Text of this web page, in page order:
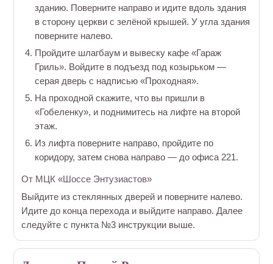
зданию. Поверните направо и идите вдоль здания
в сторону церкви с зелёной крышей. У угла здания
поверните налево.
Пройдите шлагбаум и вывеску кафе «Гараж
Гриль». Войдите в подъезд под козырьком —
серая дверь с надписью «Проходная».
На проходной скажите, что вы пришли в
«Гобеленку», и поднимитесь на лифте на второй
этаж.
Из лифта поверните направо, пройдите по
коридору, затем снова направо — до офиса 221.
От МЦК «Шоссе Энтузиастов»
Выйдите из стеклянных дверей и поверните налево.
Идите до конца перехода и выйдите направо. Далее
следуйте с пункта №3 инструкции выше.